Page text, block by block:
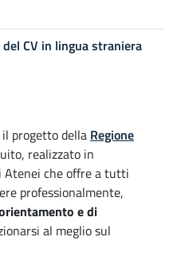
CV in lingua straniera
progetto della Regione
realizzato in
Atenei che offre a tutti
professionalmente,
e di
al meglio sul